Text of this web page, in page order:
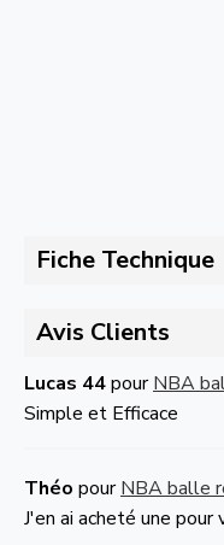
Fiche Technique
Avis Clients
Lucas 44pourNBA
Simple et Efficace
Théo pourNBA balle
J'en ai acheté une